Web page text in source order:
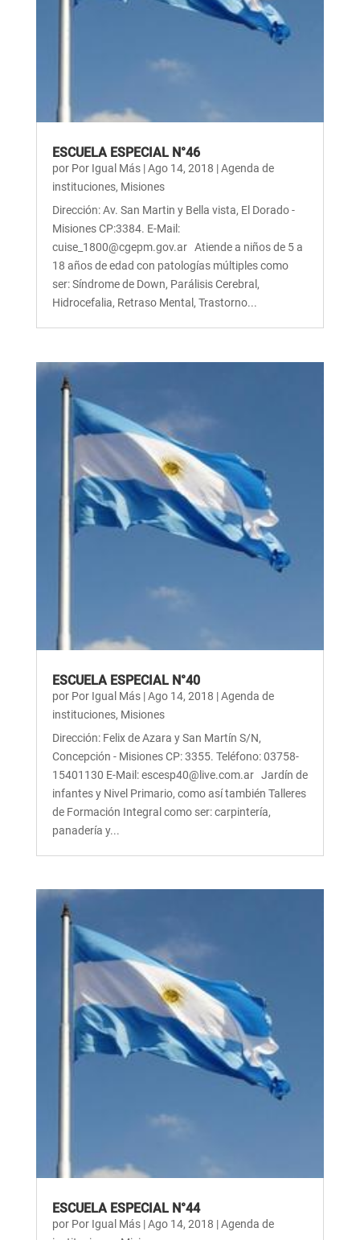
ESCUELA ESPECIAL N°46
por Por Igual Más|Ago 14, 2018 |Agenda de
instituciones, Misiones
Dirección: Av. San Martin y Bella vista, El Dorado -
Misiones CP:3384. E-Mail:
cuise_1800@cgepm.gov.ar Atiende a niños de 5 a
18 años de edad con patologías múltiples como
ser: Síndrome de Down, Parálisis Cerebral,
Hidrocefalia, Retraso Mental, Trastorno...
ESCUELA ESPECIAL N°40
por Por Igual Más|Ago 14, 2018 |Agenda de
instituciones, Misiones
Dirección: Felix de Azara y San Martín S/N,
Concepción - Misiones CP: 3355. Teléfono: 03758-
15401130 E-Mail: escesp40@live.com.ar Jardín de
infantes y Nivel Primario, como así también Talleres
de Formación Integral como ser: carpintería,
panadería y...
ESCUELA ESPECIAL N°44
por Por Igual Más|Ago 14, 2018 |Agenda de